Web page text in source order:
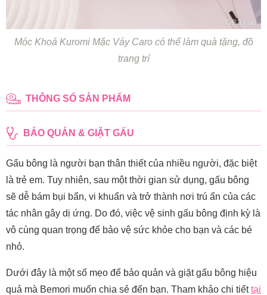
Móc Khoá Kuromi Mặc Váy Caro có thể làm quà tặng, đồ
trang trí
THÔNG SỐ SẢN PHẨM
BẢO QUẢN & GIẶT GẤU
Gấu bông là người bạn thân thiết của nhiều người, đặc biệt
là trẻ em. Tuy nhiên, sau một thời gian sử dụng, gấu bông
sẽ dễ bám bụi bẩn, vi khuẩn và trở thành nơi trú ẩn của các
tác nhân gây dị ứng. Do đó, việc vệ sinh gấu bông định kỳ là
vô cùng quan trọng để bảo vệ sức khỏe cho bạn và các bé
nhỏ.
Dưới đây là một số mẹo để bảo quản và giặt gấu bông hiệu
quả mà Bemori muốn chia sẻ đến bạn. Tham khảo chi tiếttại